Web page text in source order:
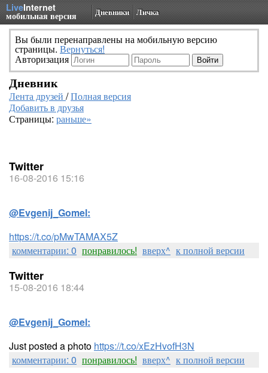
LiveInternet
мобильная версия Дневники Личка
Вы были перенаправлены на мобильную версию
страницы. Вернуться!
Авторизация
Дневник
Лента друзей /Полная версия
Добавить в друзья
Страницы: раньше»
Twitter
16-08-2016 15:16
@Evgenij_Gomel:
https://t.co/pMwTAMAX5Z
комментарии: 0 понравилось! вверх^ к полной версии
Twitter
15-08-2016 18:44
@Evgenij_Gomel:
Just posted a photo https://t.co/xEzHvofH3N
комментарии: 0 понравилось! вверх^ к полной версии